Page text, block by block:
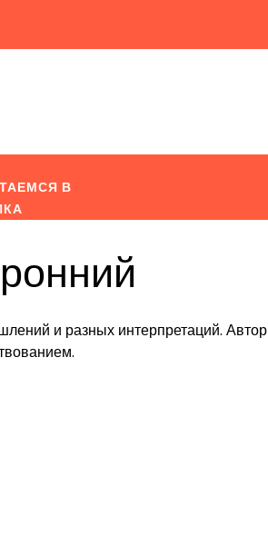
В
и разных интерпретаций. Автор